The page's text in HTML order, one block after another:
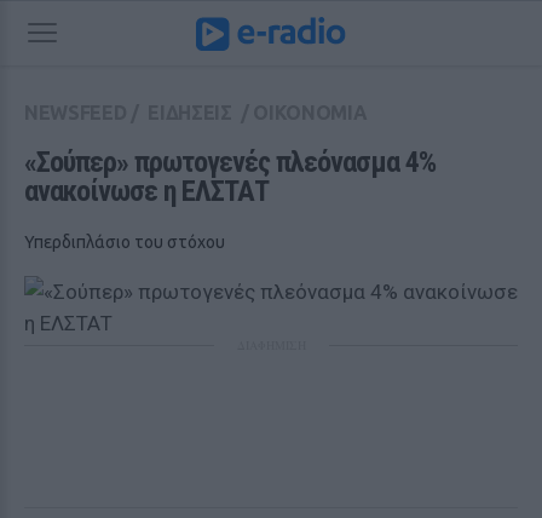
«Σούπερ» πρωτογενές πλεόνασμα 4%
ανακοίνωσε η ΕΛΣΤΑΤ
Υπερδιπλάσιο του στόχου